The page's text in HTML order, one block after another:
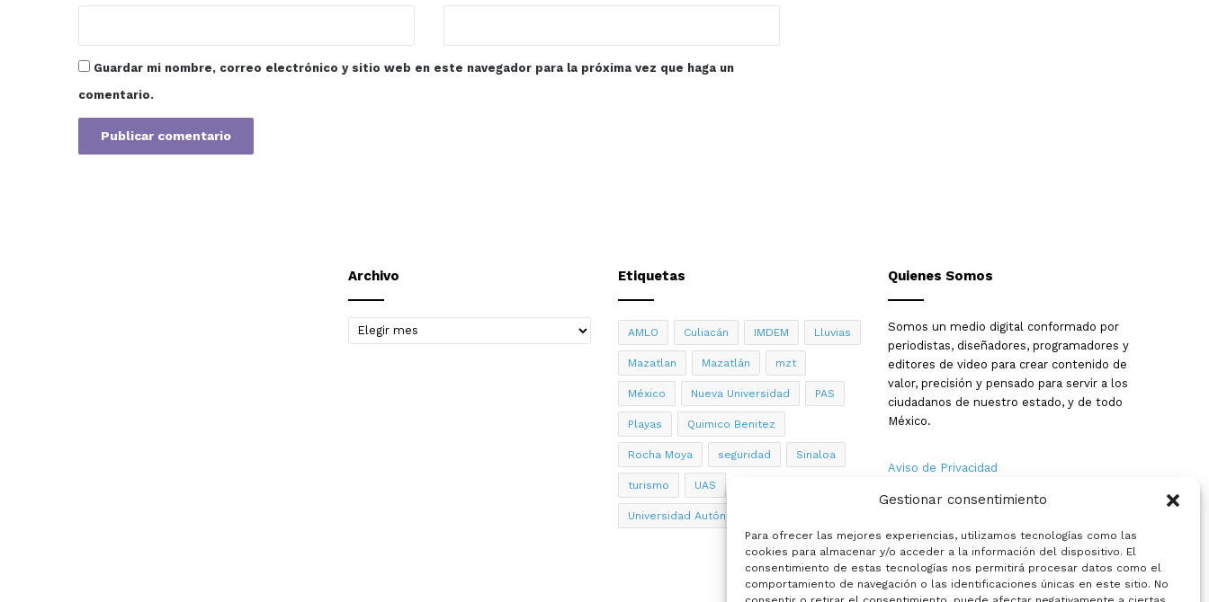
Gestionar consentimiento
Para ofrecer las mejores experiencias, utilizamos tecnologías como las
cookies para almacenar y/o acceder a la información del dispositivo. El
consentimiento de estas tecnologías nos permitirá procesar datos como el
comportamiento de navegación o las identificaciones únicas en este sitio. No
Guardar mi nombre, correo electrónico y sitio web en este navegador para la próxima vez que haga un
comentario.
Archivo
Archivo
Etiquetas
AMLO Culiacán IMDEM Lluvias
Mazatlan Mazatlán mzt
México Nueva Universidad PAS
Playas Quimico Benitez
Rocha Moya seguridad Sinaloa
turismo UAS
Universidad Autónoma de Sinaloa
Quienes Somos
Somos un medio digital conformado por
periodistas, diseñadores, programadores y
editores de video para crear contenido de
valor, precisión y pensado para servir a los
ciudadanos de nuestro estado, y de todo
México.
Aviso de Privacidad
Nosotros
Términos y Condiciones
Política de Cookies